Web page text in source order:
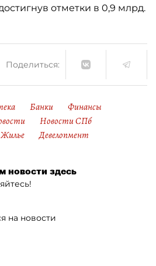
отметки в 0,9 млрд.
Поделиться:
Банки
Финансы
Новости СПб
Жилье Девелопмент
новости здесь
на новости